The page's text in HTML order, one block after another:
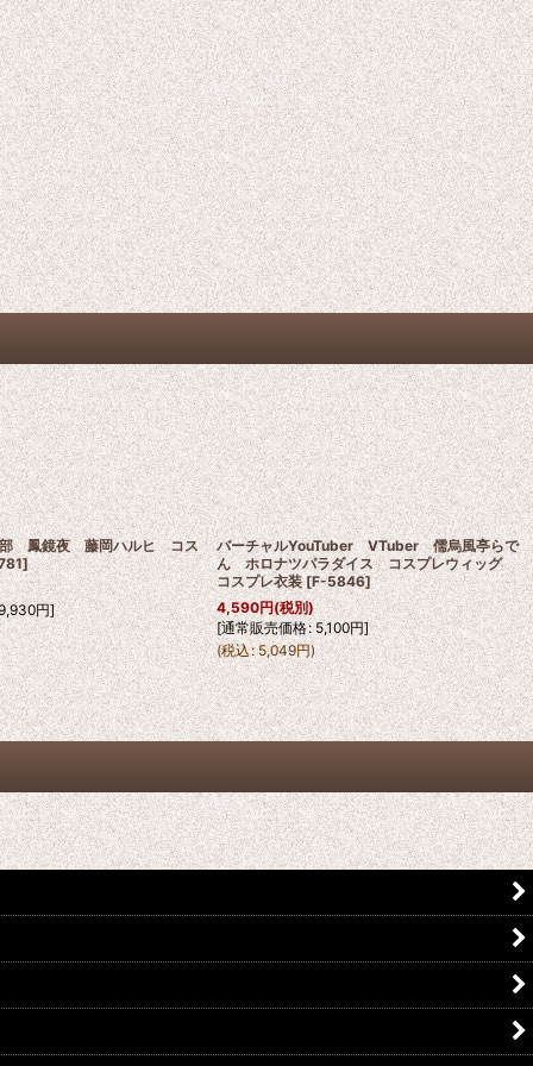
部 鳳鏡夜 藤岡ハルヒ コス
]
円]
バーチャルYouTuber VTuber 儒烏風亭らで
ん ホロナツパラダイス コスプレウィッグ
コスプレ衣装 [F-5846]
4,590円(税別)
[通常販売価格: 5,100円]
(税込: 5,049円)